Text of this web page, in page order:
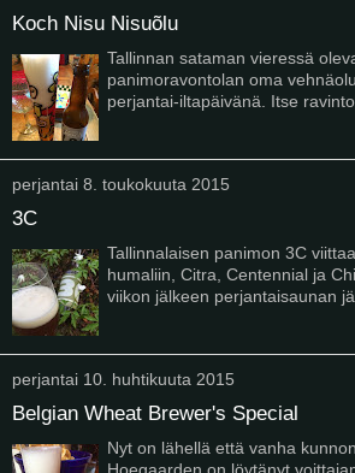
Koch Nisu Nisuõlu
Tallinnan sataman vieressä
panimoravontolan oma
perjantai-iltapäivänä. Itse
perjantai 8. toukokuuta 2015
3C
Tallinnalaisen panimon 3C
humaliin, Citra, Centennial ja
viikon jälkeen perjantaisaunan
perjantai 10. huhtikuuta 2015
Belgian Wheat Brewer's Special
Nyt on lähellä että vanha
Hoegaarden on löytänyt